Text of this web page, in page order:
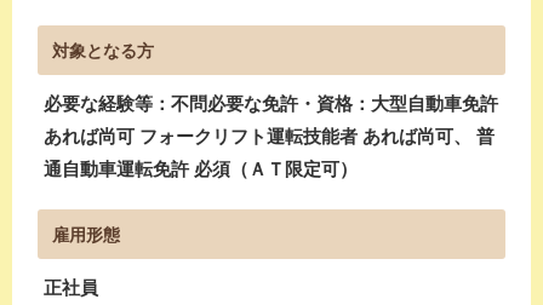
対象となる方
必要な経験等：不問必要な免許・資格：大型自動車免許
あれば尚可 フォークリフト運転技能者 あれば尚可、 普
通自動車運転免許 必須（ＡＴ限定可）
雇用形態
正社員